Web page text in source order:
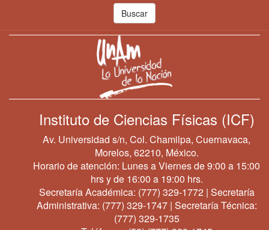
Buscar
Instituto de Ciencias Físicas (ICF)
Av. Universidad s/n, Col. Chamilpa, Cuernavaca,
Morelos, 62210, México.
Horario de atención: Lunes a Viernes de 9:00 a 15:00
hrs y de 16:00 a 19:00 hrs.
Secretaría Académica: (777) 329-1772 | Secretaría
Administrativa: (777) 329-1747| Secretaría Técnica:
(777) 329-1735